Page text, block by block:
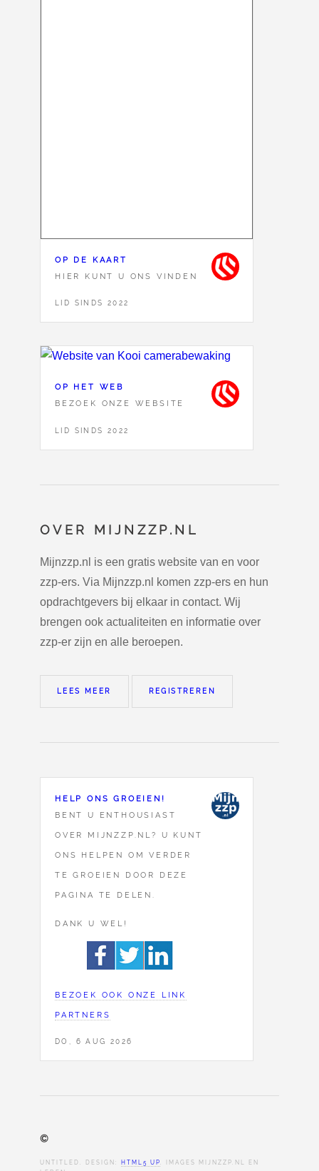
OP DE KAART
HIER KUNT U ONS VINDEN
LID SINDS 2022
OP HET WEB
BEZOEK ONZE WEBSITE
LID SINDS 2022
OVER MIJNZZP.NL
Mijnzzp.nl is een gratis website van en voor
zzp-ers. Via Mijnzzp.nl komen zzp-ers en hun
opdrachtgevers bij elkaar in contact. Wij
brengen ook actualiteiten en informatie over
zzp-er zijn en alle beroepen.
LEES MEER REGISTREREN
HELP ONS GROEIEN!
BENT U ENTHOUSIAST
OVER MIJNZZP.NL? U KUNT
ONS HELPEN OM VERDER
TE GROEIEN DOOR DEZE
PAGINA TE DELEN.
DANK U WEL!
BEZOEK OOK ONZE LINK
PARTNERS
DO, 6 AUG 2026
©
UNTITLED. DESIGN: HTML5 UP . IMAGES MIJNZZP.NL EN